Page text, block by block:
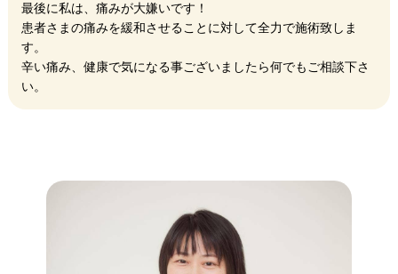
最後に私は、痛みが大嫌いです！
患者さまの痛みを緩和させることに対して全力で施術致しま
す。
辛い痛み、健康で気になる事ございましたら何でもご相談下さ
い。